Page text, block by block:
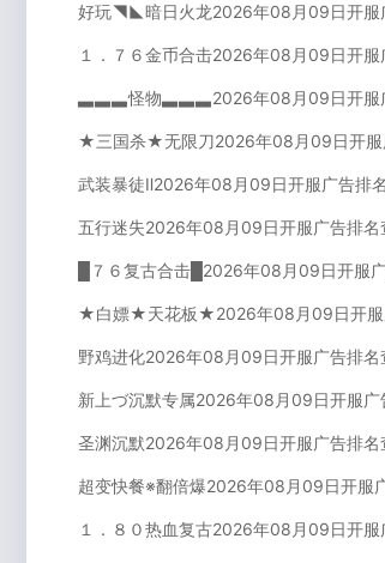
好玩◥◣暗日火龙2026年08月09日开服
１．７６金币合击2026年08月09日开服
▃▃▃怪物▃▃▃2026年08月09日开服
★三国杀★无限刀2026年08月09日开服
武装暴徒Ⅱ2026年08月09日开服广告排
五行迷失2026年08月09日开服广告排名
█７６复古合击█2026年08月09日开服
★白嫖★天花板★2026年08月09日开服
野鸡进化2026年08月09日开服广告排名
新上づ沉默专属2026年08月09日开服广
圣渊沉默2026年08月09日开服广告排名
超变快餐※翻倍爆2026年08月09日开服
１．８０热血复古2026年08月09日开服